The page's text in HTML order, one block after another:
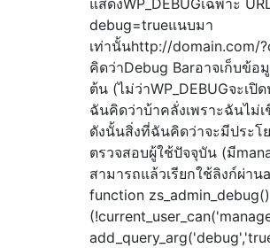
debug=trueแนบมา
เท่านั้นhttp://domain.com/
คิดว่าDebug Barอาจเก็บข้อ
ต้น (ไม่ว่าWP_DEBUGจะเ
ฉันคิดว่าบ้าคลั่งเพราะฉันไม่
ดังนั้นสิ่งที่ฉันคิดว่าจะมีประโ
ตรวจสอบผู้ใช้ปัจจุบัน (มี
สามารถแล้วเรียกใช้ลิงก์ผ่าน
function